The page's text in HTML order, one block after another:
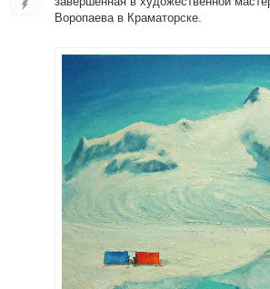
Воропаева в Краматорске.